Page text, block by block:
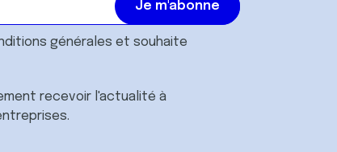
générales et souhaite
recevoir l'actualité à